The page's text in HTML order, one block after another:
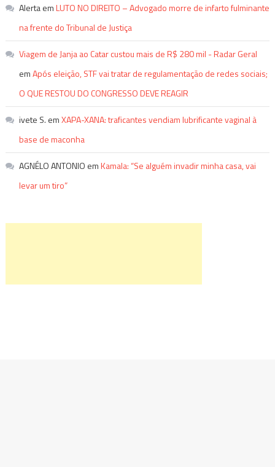
AlertaemLUTO NO DIREITO – Advogado morre de infarto fulminante
na frente do Tribunal de Justiça
Viagem de Janja ao Catar custou mais de R$ 280 mil - Radar Geral
emApós eleição, STF vai tratar de regulamentação de redes sociais;
O QUE RESTOU DO CONGRESSO DEVE REAGIR
ivete S. emXAPA-XANA: traficantes vendiam lubrificante vaginal à
base de maconha
AGNÉLO ANTONIO emKamala: “Se alguém invadir minha casa, vai
levar um tiro”